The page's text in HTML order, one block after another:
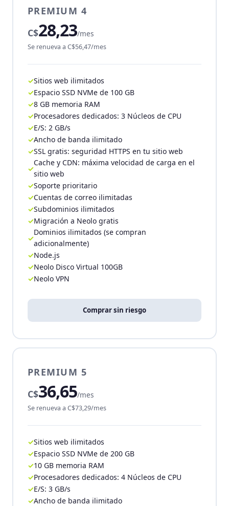
PREMIUM 4
C$28,23/mes
Se renueva a C$56,47/mes
Sitios web ilimitados
Espacio SSD NVMe de 100 GB
8 GB memoria RAM
Procesadores dedicados: 3 Núcleos de CPU
E/S: 2 GB/s
Ancho de banda ilimitado
SSL gratis: seguridad HTTPS en tu sitio web
Cache y CDN: máxima velocidad de carga en el
sitio web
Soporte prioritario
Cuentas de correo ilimitadas
Subdominios ilimitados
Migración a Neolo gratis
Dominios ilimitados (se compran
adicionalmente)
Node.js
Neolo Disco Virtual 100GB
Neolo VPN
Comprar sin riesgo
PREMIUM 5
C$36,65/mes
Se renueva a C$73,29/mes
Sitios web ilimitados
Espacio SSD NVMe de 200 GB
10 GB memoria RAM
Procesadores dedicados: 4 Núcleos de CPU
E/S: 3 GB/s
Ancho de banda ilimitado